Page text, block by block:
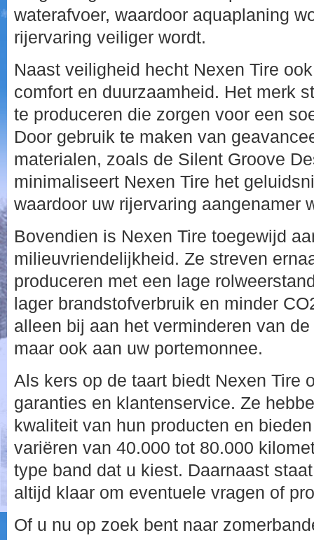
waterafvoer, waardoor aquaplaning
rijervaring veiliger wordt.
Naast veiligheid hecht Nexen Tire
comfort en duurzaamheid. Het merk
te produceren die zorgen voor een
Door gebruik te maken van
materialen, zoals de Silent Groove
minimaliseert Nexen Tire het
waardoor uw rijervaring aangenamer
Bovendien is Nexen Tire toegewijd
milieuvriendelijkheid. Ze streven
produceren met een lage
lager brandstofverbruik en minder
alleen bij aan het verminderen van
maar ook aan uw portemonnee.
Als kers op de taart biedt Nexen Tire
garanties en klantenservice. Ze
kwaliteit van hun producten en
variëren van 40.000 tot 80.000
type band dat u kiest. Daarnaast
altijd klaar om eventuele vragen of
Of u nu op zoek bent naar